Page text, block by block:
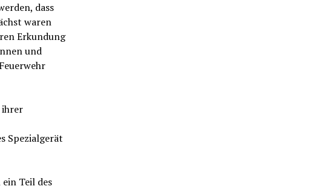
dass
waren
Erkundung
und
ihrer
Spezialgerät
Teil des